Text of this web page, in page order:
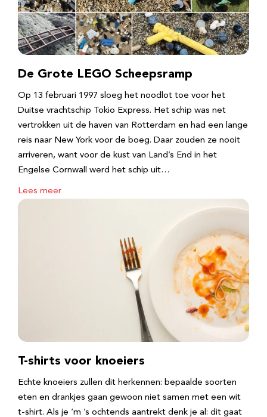
De Grote LEGO Scheepsramp
Op 13 februari 1997 sloeg het noodlot toe voor het
Duitse vrachtschip Tokio Express. Het schip was net
vertrokken uit de haven van Rotterdam en had een lange
reis naar New York voor de boeg. Daar zouden ze nooit
arriveren, want voor de kust van Land’s End in het
Engelse Cornwall werd het schip uit…
Lees meer
T-shirts voor knoeiers
Echte knoeiers zullen dit herkennen: bepaalde soorten
eten en drankjes gaan gewoon niet samen met een wit
t-shirt. Als je ‘m ’s ochtends aantrekt denk je al: dit gaat